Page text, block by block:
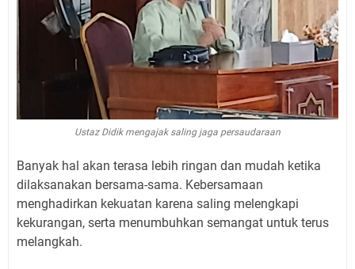
Ustaz Didik mengajak saling jaga persaudaraan
Banyak hal akan terasa lebih ringan dan mudah ketika
dilaksanakan bersama-sama. Kebersamaan
menghadirkan kekuatan karena saling melengkapi
kekurangan, serta menumbuhkan semangat untuk terus
melangkah.